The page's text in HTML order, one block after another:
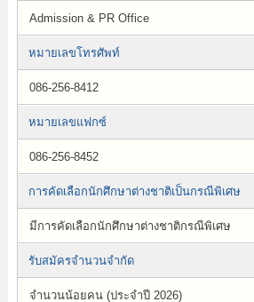
Admission & PR Office
หมายเลขโทรศัพท์
086-256-8412
หมายเลขแฟกซ์
086-256-8452
การคัดเลือกนักศึกษาต่างชาติเป็นกรณีพิเศษ
มีการคัดเลือกนักศึกษาต่างชาติกรณีพิเศษ
รับสมัครจำนวนจำกัด
จำนวนน้อยคน (ประจำปี 2026)